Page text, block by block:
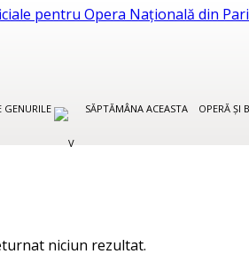
GENURILE SĂPTĂMÂNA ACEASTA OPERĂ ȘI
niciun rezultat.